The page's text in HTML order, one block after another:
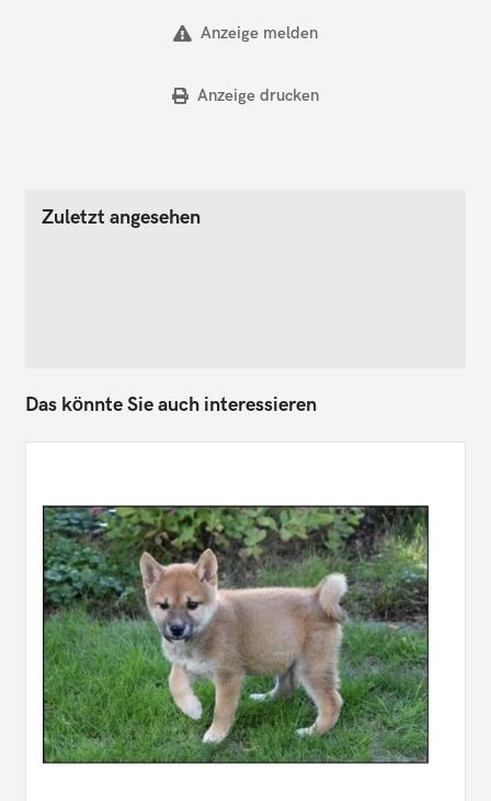
Anzeige melden
Anzeige drucken
Zuletzt angesehen
Das könnte Sie auch interessieren